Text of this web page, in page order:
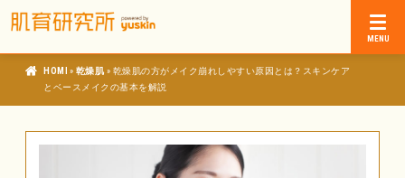
肌育研究所
» 乾燥肌 » 乾燥肌の方がメイク崩れしやすい原因とは？スキンケア
とベースメイクの基本を解説